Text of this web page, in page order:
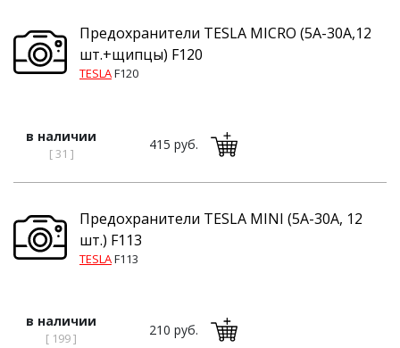
Предохранители TESLA MICRO (5А-30А,12
шт.+щипцы) F120
TESLAF120
в наличии
[ 31 ]
415 руб.
Предохранители TESLA MINI (5А-30А, 12
шт.) F113
TESLAF113
в наличии
[ 199 ]
210 руб.